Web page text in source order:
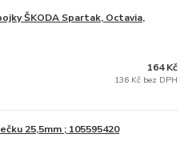
ŠKODA Spartak, Octavia,
164 Kč
136 Kč bez DPH
25,5mm ; 105595420